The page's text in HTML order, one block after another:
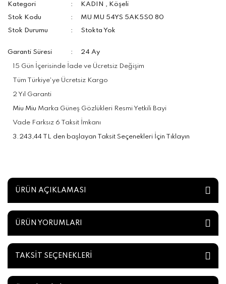
Kategori KADIN , Köşeli
Stok Kodu
MU MU 54YS 5AK5S0 80
Stok Durumu
Stokta Yok
Garanti Süresi 24 Ay
15 Gün İçerisinde İade ve Ücretsiz Değişim
Tüm Türkiye'ye Ücretsiz Kargo
2 Yıl Garanti
Miu Miu Marka Güneş Gözlükleri Resmi Yetkili Bayi
Vade Farksız 6 Taksit İmkanı
3.243,44 TL den başlayan Taksit Seçenekleri İçin Tıklayın
ÜRÜN AÇIKLAMASI
ÜRÜN YORUMLARI
TAKSİT SEÇENEKLERİ